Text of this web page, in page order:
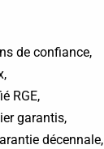
de confiance,
RGE,
garantis,
décennale,